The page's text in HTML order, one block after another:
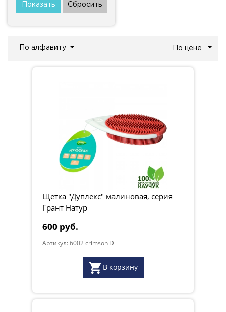
По алфавиту По цене
Щетка "Дуплекс" малиновая, серия
Грант Натур
600 руб.
Артикул: 6002 crimson D
В корзину